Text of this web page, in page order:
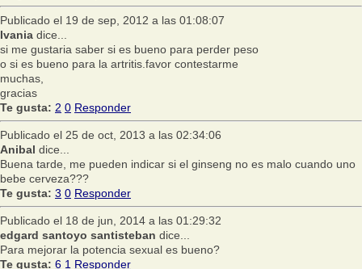
Publicado el 19 de sep, 2012 a las 01:08:07
Ivania dice...
si me gustaria saber si es bueno para perder peso
o si es bueno para la artritis.favor contestarme
muchas,
gracias
Te gusta: 2 0 Responder
Publicado el 25 de oct, 2013 a las 02:34:06
Anibal dice...
Buena tarde, me pueden indicar si el ginseng no es malo cuando uno
bebe cerveza???
Te gusta: 3 0 Responder
Publicado el 18 de jun, 2014 a las 01:29:32
edgard santoyo santisteban dice...
Para mejorar la potencia sexual es bueno?
Te gusta: 6 1 Responder